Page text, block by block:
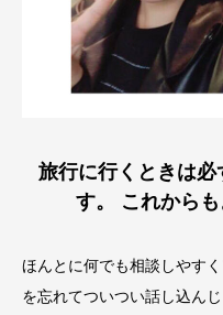
旅行に行くときは必
す。 これからも
ほんとに何でも相談しやす
を忘れてついつい話し込んじ